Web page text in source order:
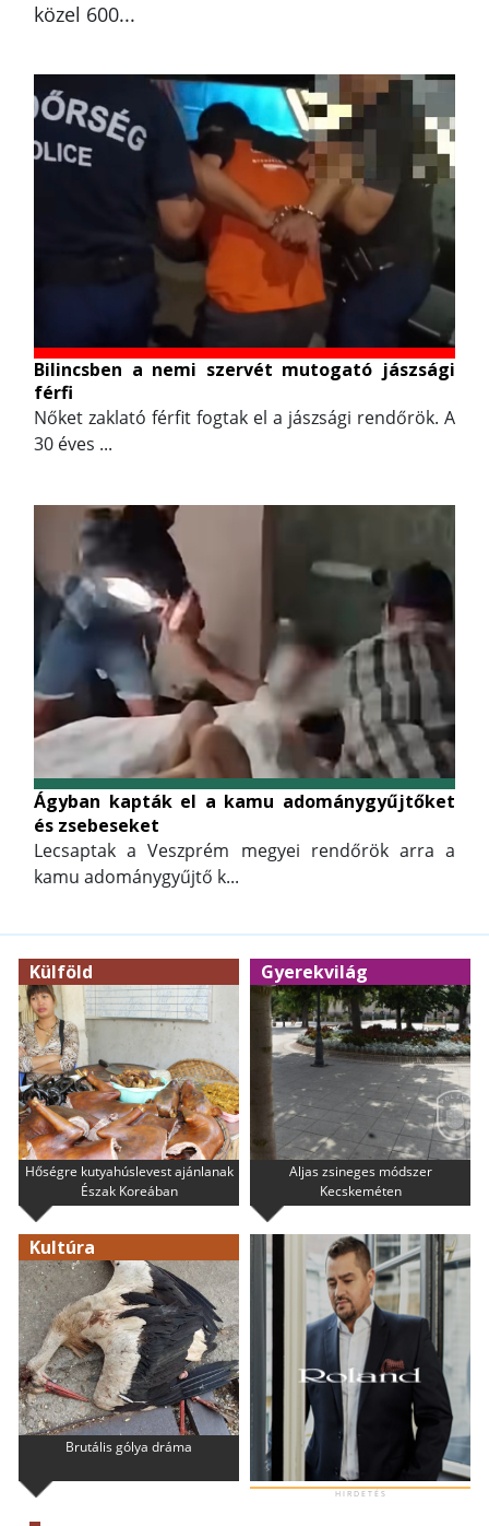
közel 600...
Bilincsben a nemi szervét mutogató jászsági
férfi
Nőket zaklató férfit fogtak el a jászsági rendőrök. A
30 éves ...
Ágyban kapták el a kamu adománygyűjtőket
és zsebeseket
Lecsaptak a Veszprém megyei rendőrök arra a
kamu adománygyűjtő k...
Külföld
Hőségre kutyahúslevest ajánlanak
Észak Koreában
Gyerekvilág
Aljas zsineges módszer
Kecskeméten
Kultúra
Brutális gólya dráma
H I R D E T É S